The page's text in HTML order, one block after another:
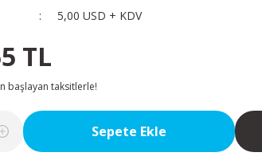
5,00 USD + KDV
TL
başlayan taksitlerle!
Sepete Ekle